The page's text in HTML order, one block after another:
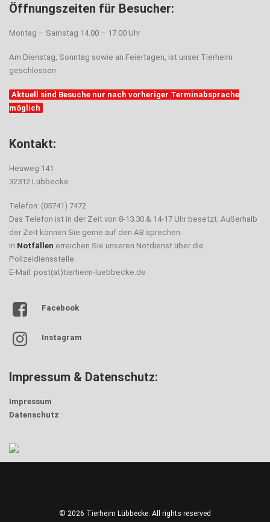
Öffnungszeiten für Besucher:
Montag – Samstag 14.00 – 17.00 Uhr
Am Dienstag, Sonntag sowie an Feiertagen, ist unser Tierheim
geschlossen.
Aktuell sind Besuche nur nach vorheriger Terminabsprache
möglich
Kontakt:
Heuweg 141
32312 Lübbecke
Telefon: (05741) 7472
Das Telefon ist in der Zeit von 8-13.30 & 14-17 Uhr besetzt. Außerhalb
der Zeit können Sie gerne auf den AB sprechen.
In Notfällen erreichen Sie unseren Notdienst über die
Polizeidiensstelle.
E-Mail: post(at)tierheim-luebbecke.de
Facebook
Instagram
Impressum & Datenschutz:
Impressum
Datenschutz
© 2026 Tierheim Lübbecke. All rights reserved